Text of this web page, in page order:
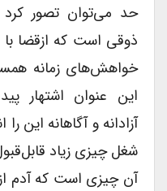
حد می‌توان تصور کرد
ذوقی است که ازقضا با
خواهش‌های زمانه
این عنوان اشتهار
آزادانه و آگاهانه این
شغل چیزی زیاد
آن چیزی است که آدم از